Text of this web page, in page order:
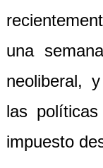
una
neoliberal,
las
impuesto